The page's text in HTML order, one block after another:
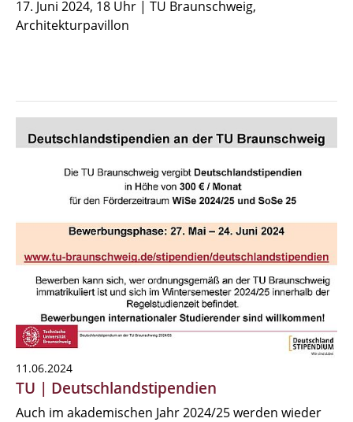
17. Juni 2024, 18 Uhr | TU Braunschweig,
Architekturpavillon
11.06.2024
TU | Deutschlandstipendien
Auch im akademischen Jahr 2024/25 werden wieder